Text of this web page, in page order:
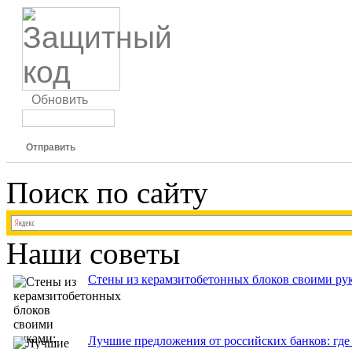
Обновить
Отправить
Поиск по сайту
Наши советы
Стены из керамзитобетонных блоков своими
Лучшие предложения от российских банков: